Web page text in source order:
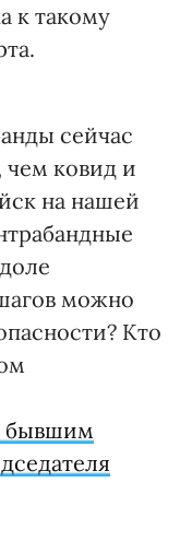
к такому
сейчас
ковид и
на нашей
можно
Кто
бывшим